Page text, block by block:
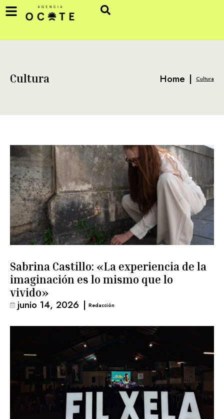
Cultura Home | Cultura
Sabrina Castillo: «La experiencia de la
imaginación es lo mismo que lo
vivido»
junio 14, 2026 | Redacción